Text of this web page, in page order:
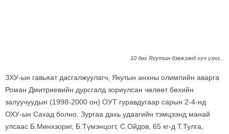
10 бөх Якутын дэвжээнд хүч үзнэ...
ЗХУ-ын гавьяат дасгалжуулагч, Якутын анхны олимпийн аварга
Роман Дмитриевийн дурсгалд зориулсан чөлөөт бөхийн
залуучуудын (1998-2000 он) ОУТ гуравдугаар сарын 2-4-нд
ОХУ-ын Сахад болно. Зургаа дахь удаагийн тэмцээнд манай
улсаас Б.Мөнхзориг, Б.Түмэнцогт, С.Ойдов, 65 кг-д Т.Тулга,